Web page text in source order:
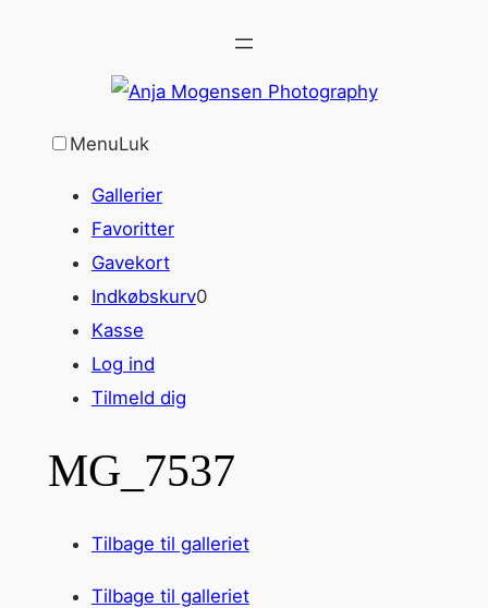
MenuLuk
Gallerier
Favoritter
Gavekort
Indkøbskurv0
Kasse
Log ind
Tilmeld dig
MG_7537
Tilbage til galleriet
Tilbage til galleriet